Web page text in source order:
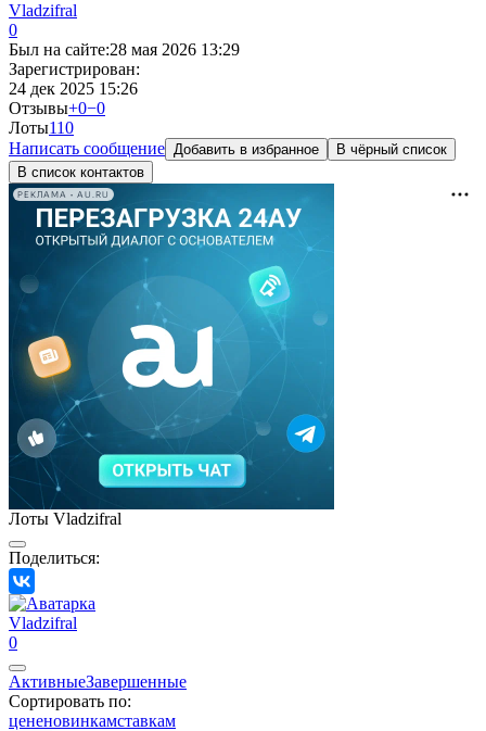
Vladzifral
0
Был на сайте:28 мая 2026 13:29
Зарегистрирован:
24 дек 2025 15:26
Отзывы+0−0
Лоты110
Написать сообщение Добавить в избранное
В чёрный список
В список контактов
РЕКЛАМА • AU.RU
Лоты Vladzifral
Поделиться:
Vladzifral
0
АктивныеЗавершенные
Сортировать по:
цененовинкамставкам